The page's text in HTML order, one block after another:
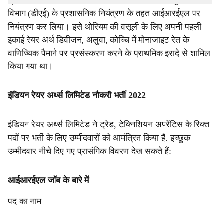
विभाग (डीएई) के प्रशासनिक नियंत्रण के तहत आईआरईएल पर
नियंत्रण कर लिया। इसे थोरियम की वसूली के लिए अपनी पहली
इकाई रेयर अर्थ डिवीजन, अलुवा, कोच्चि में मोनाजाइट रेत के
वाणिज्यिक पैमाने पर प्रसंस्करण करने के प्राथमिक इरादे से शामिल
किया गया था।
इंडियन रेयर अर्थ्स लिमिटेड नौकरी भर्ती 2022
इंडियन रेयर अर्थ्स लिमिटेड ने ट्रेड, टेक्निशियन अपरेंटिस के रिक्त
पदों पर भर्ती के लिए उम्मीदवारों को आमंत्रित किया है. इच्छुक
उम्मीदवार नीचे दिए गए प्रासंगिक विवरण देख सकते हैं:
आईआरईएल जॉब के बारे में
पद का नाम